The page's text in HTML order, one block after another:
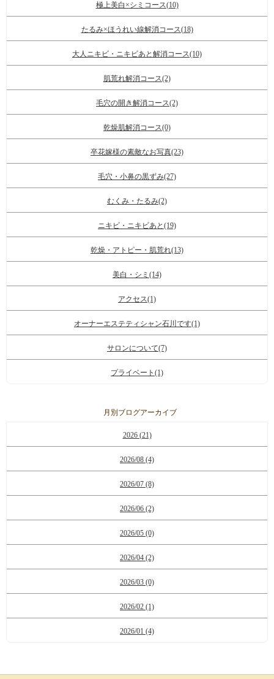
極上美白×シミコース(10)
たるみ×ほうれい線解消コース(18)
大人ニキビ・ニキビあと解消コース(10)
肌荒れ解消コース(2)
毛穴の開き解消コース(2)
乾燥肌解消コース(0)
卒花嫁様の素敵なお写真(23)
毛穴・小鼻の黒ずみ(27)
むくみ・たるみ(2)
ニキビ・ニキビあと(19)
乾燥・アトピー・肌荒れ(13)
美白・シミ(14)
アクセス(1)
オーナーエステティシャン石川です(1)
サロンについて(7)
プライベート(1)
月別ブログアーカイブ
2026 (21)
2026/08 (4)
2026/07 (8)
2026/06 (2)
2026/05 (0)
2026/04 (2)
2026/03 (0)
2026/02 (1)
2026/01 (4)